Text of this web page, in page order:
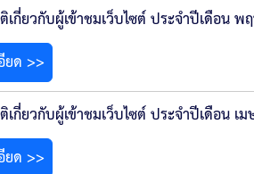
การเลือกตั้ง สมาชิกสภาและนายก
หารจัดการความเสี่ยงของ อบจ.สุพร
เกี่ยวกับผู้เข้าชมเว็บไซต์ ประจำปีเดือน
ยด >>
กี่ยวกับผู้เข้าชมเว็บไซต์ ประจำปีเดือน เ
ยด >>